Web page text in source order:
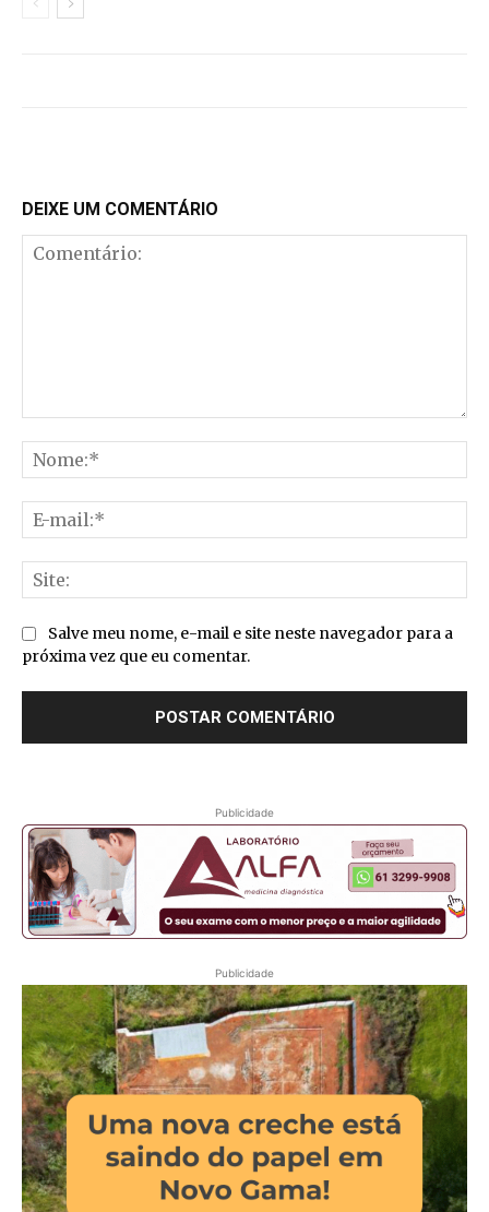
DEIXE UM COMENTÁRIO
Salve meu nome, e-mail e site neste navegador para a
próxima vez que eu comentar.
Publicidade
Publicidade